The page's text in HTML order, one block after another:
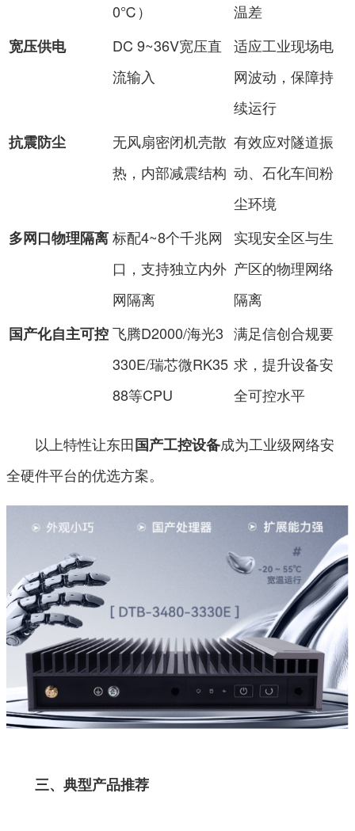
0℃）
温差
宽压供电
DC 9~36V宽压直
流输入
适应工业现场电
网波动，保障持
续运行
抗震防尘
无风扇密闭机壳散
热，内部减震结构
有效应对隧道振
动、石化车间粉
尘环境
多网口物理隔离 标配4~8个千兆网
口，支持独立内外
网隔离
实现安全区与生
产区的物理网络
隔离
国产化自主可控 飞腾D2000/海光3
330E/瑞芯微RK35
88等CPU
满足信创合规要
求，提升设备安
全可控水平
以上特性让东田国产工控设备成为工业级网络安
全硬件平台的优选方案。
三、典型产品推荐